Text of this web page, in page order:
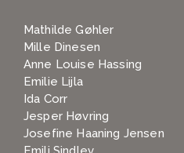
Mathilde Gøhler
Mille Dinesen
Anne Louise Hassing
Emilie Lijla
Ida Corr
Jesper Høvring
Josefine Haaning Jensen